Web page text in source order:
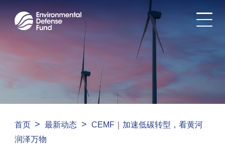
首页 > 最新动态 > CEMF｜加速低碳转型，看黄河
润泽万物